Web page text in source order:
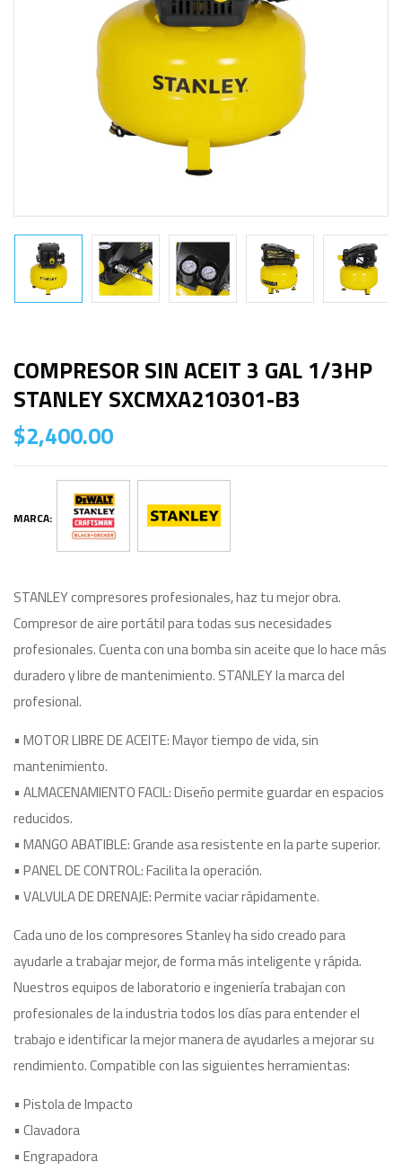
COMPRESOR SIN ACEIT 3 GAL 1/3HP
STANLEY SXCMXA210301-B3
$2,400.00
MARCA:
STANLEY compresores profesionales, haz tu mejor obra.
Compresor de aire portátil para todas sus necesidades
profesionales. Cuenta con una bomba sin aceite que lo hace más
duradero y libre de mantenimiento. STANLEY la marca del
profesional.
• MOTOR LIBRE DE ACEITE: Mayor tiempo de vida, sin
mantenimiento.
• ALMACENAMIENTO FACIL: Diseño permite guardar en espacios
reducidos.
• MANGO ABATIBLE: Grande asa resistente en la parte superior.
• PANEL DE CONTROL: Facilita la operación.
• VALVULA DE DRENAJE: Permite vaciar rápidamente.
Cada uno de los compresores Stanley ha sido creado para
ayudarle a trabajar mejor, de forma más inteligente y rápida.
Nuestros equipos de laboratorio e ingeniería trabajan con
profesionales de la industria todos los días para entender el
trabajo e identificar la mejor manera de ayudarles a mejorar su
rendimiento. Compatible con las siguientes herramientas:
• Pistola de Impacto
• Clavadora
• Engrapadora